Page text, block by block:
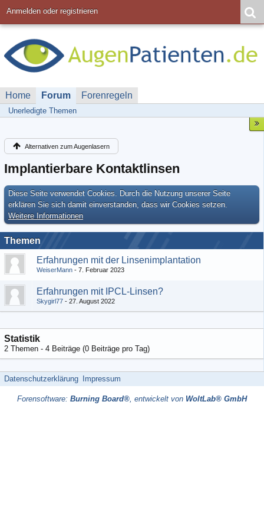
Anmelden oder registrieren
Home Forum Forenregeln
Unerledigte Themen
Alternativen zum Augenlasern
Implantierbare Kontaktlinsen
Diese Seite verwendet Cookies. Durch die Nutzung unserer Seite
erklären Sie sich damit einverstanden, dass wir Cookies setzen.
Weitere Informationen
Themen
Erfahrungen mit der Linsenimplantation
WeiserMann 7. Februar 2023
Erfahrungen mit IPCL-Linsen?
Skygirl77 27. August 2022
Statistik
2 Themen - 4 Beiträge (0 Beiträge pro Tag)
Datenschutzerklärung Impressum
Forensoftware: Burning Board® , entwickelt von WoltLab® GmbH